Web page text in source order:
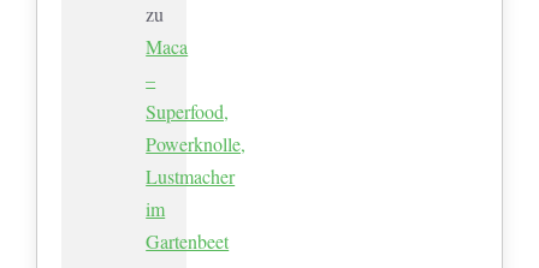
zu
Maca
–
Superfood,
Powerknolle,
Lustmacher
im
Gartenbeet